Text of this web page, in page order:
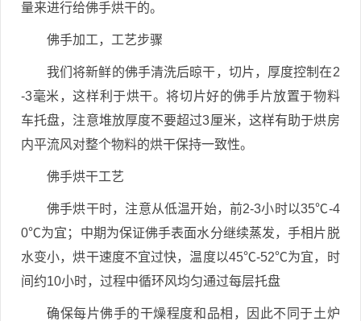
量来进行给佛手烘干的。
佛手加工，工艺步骤
我们将新鲜的佛手清洗后晾干，切片，厚度控制在2
-3毫米，这样利于烘干。将切片好的佛手片放置于物料
车托盘，注意堆放厚度不要超过3厘米，这样有助于烘房
内平流风对整个物料的烘干保持一致性。
佛手烘干工艺
佛手烘干时，注意从低温开始，前2-3小时以35℃-4
0℃为宜；中期为保证佛手表面水分继续蒸发，手相片脱
水变小，烘干速度不宜过快，温度以45℃-52℃为宜，时
间约10小时，过程中循环风均匀通过每层托盘
确保每片佛手的干燥程度和品相，因此不同于土炉